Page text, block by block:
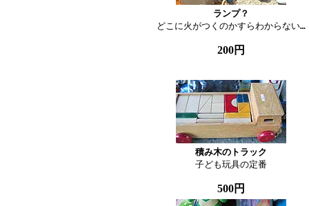
ランプ？
どこに火がつくのかすらわからない…
200円
積み木のトラック
子ども玩具の定番
500円